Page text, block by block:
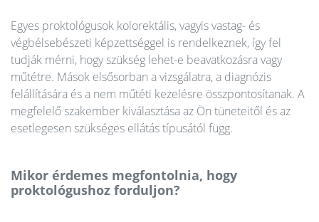
Egyes proktológusok kolorektális, vagyis vastag- és
végbélsebészeti képzettséggel is rendelkeznek, így fel
tudják mérni, hogy szükség lehet-e beavatkozásra vagy
műtétre. Mások elsősorban a vizsgálatra, a diagnózis
felállítására és a nem műtéti kezelésre összpontosítanak. A
megfelelő szakember kiválasztása az Ön tüneteitől és az
esetlegesen szükséges ellátás típusától függ.
Mikor érdemes megfontolnia, hogy
proktológushoz forduljon?